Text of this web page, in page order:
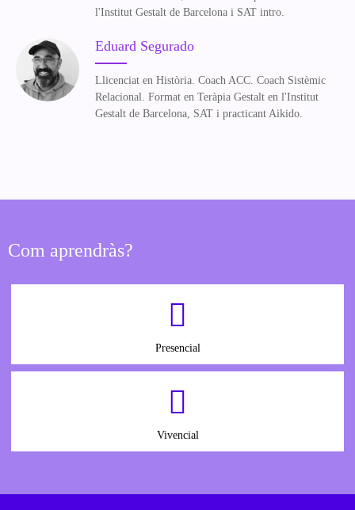
l'Institut Gestalt de Barcelona i SAT intro.
Eduard Segurado
Llicenciat en Història. Coach ACC. Coach Sistèmic
Relacional. Format en Teràpia Gestalt en l'Institut
Gestalt de Barcelona, SAT i practicant Aikido.
Com aprendràs?
Presencial
Vivencial